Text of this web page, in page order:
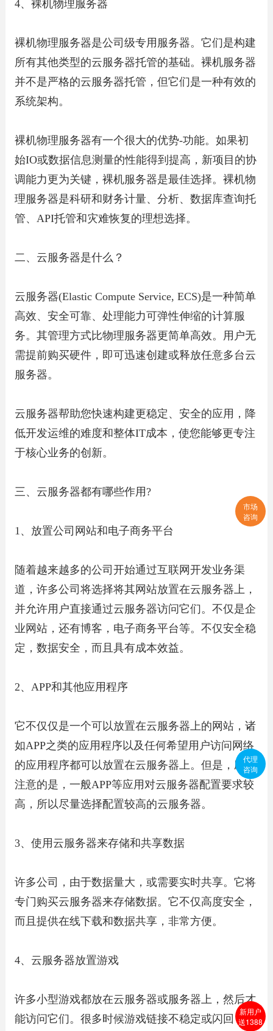
4、裸机物理服务器
裸机物理服务器是公司级专用服务器。它们是构建
所有其他类型的云服务器托管的基础。裸机服务器
并不是严格的云服务器托管，但它们是一种有效的
系统架构。
裸机物理服务器有一个很大的优势-功能。如果初
始IO或数据信息测量的性能得到提高，新项目的协
调能力更为关键，裸机服务器是最佳选择。裸机物
理服务器是科研和财务计量、分析、数据库查询托
管、API托管和灾难恢复的理想选择。
二、云服务器是什么？
云服务器(Elastic Compute Service, ECS)是一种简单
高效、安全可靠、处理能力可弹性伸缩的计算服
务。其管理方式比物理服务器更简单高效。用户无
需提前购买硬件，即可迅速创建或释放任意多台云
服务器。
云服务器帮助您快速构建更稳定、安全的应用，降
低开发运维的难度和整体IT成本，使您能够更专注
于核心业务的创新。
三、云服务器都有哪些作用?
1、放置公司网站和电子商务平台
随着越来越多的公司开始通过互联网开发业务渠
道，许多公司将选择将其网站放置在云服务器上，
并允许用户直接通过云服务器访问它们。不仅是企
业网站，还有博客，电子商务平台等。不仅安全稳
定，数据安全，而且具有成本效益。
2、APP和其他应用程序
它不仅仅是一个可以放置在云服务器上的网站，诸
如APP之类的应用程序以及任何希望用户访问网络
的应用程序都可以放置在云服务器上。但是，应该
注意的是，一般APP等应用对云服务器配置要求较
高，所以尽量选择配置较高的云服务器。
3、使用云服务器来存储和共享数据
许多公司，由于数据量大，或需要实时共享。它将
专门购买云服务器来存储数据。它不仅高度安全，
而且提供在线下载和数据共享，非常方便。
4、云服务器放置游戏
许多小型游戏都放在云服务器或服务器上，然后才
能访问它们。很多时候游戏链接不稳定或闪回，这
市场
咨询
代理
咨询
新用户
送1388